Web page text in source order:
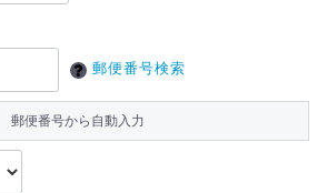
郵便番号検索
郵便番号から自動入力